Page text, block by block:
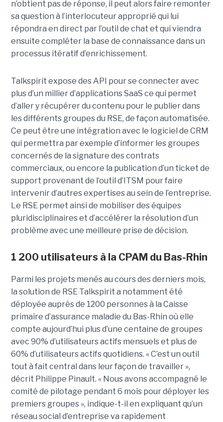
n’obtient pas de réponse, il peut alors faire remonter
sa question à l’interlocuteur approprié qui lui
répondra en direct par l’outil de chat et qui viendra
ensuite compléter la base de connaissance dans un
processus itératif d’enrichissement.
Talkspirit expose des API pour se connecter avec
plus d’un millier d’applications SaaS ce qui permet
d’aller y récupérer du contenu pour le publier dans
les différents groupes du RSE, de façon automatisée.
Ce peut être une intégration avec le logiciel de CRM
qui permettra par exemple d’informer les groupes
concernés de la signature des contrats
commerciaux, ou encore la publication d’un ticket de
support provenant de l’outil d’ITSM pour faire
intervenir d’autres expertises au sein de l’entreprise.
Le RSE permet ainsi de mobiliser des équipes
pluridisciplinaires et d’accélérer la résolution d’un
problème avec une meilleure prise de décision.
1 200 utilisateurs à la CPAM du Bas-Rhin
Parmi les projets menés au cours des derniers mois,
la solution de RSE Talkspirit a notamment été
déployée auprès de 1200 personnes à la Caisse
primaire d’assurance maladie du Bas-Rhin où elle
compte aujourd’hui plus d’une centaine de groupes
avec 90% d’utilisateurs actifs mensuels et plus de
60% d’utilisateurs actifs quotidiens. « C’est un outil
tout à fait central dans leur façon de travailler »,
décrit Philippe Pinault. « Nous avons accompagné le
comité de pilotage pendant 6 mois pour déployer les
premiers groupes », indique-t-il en expliquant qu’un
réseau social d’entreprise va rapidement